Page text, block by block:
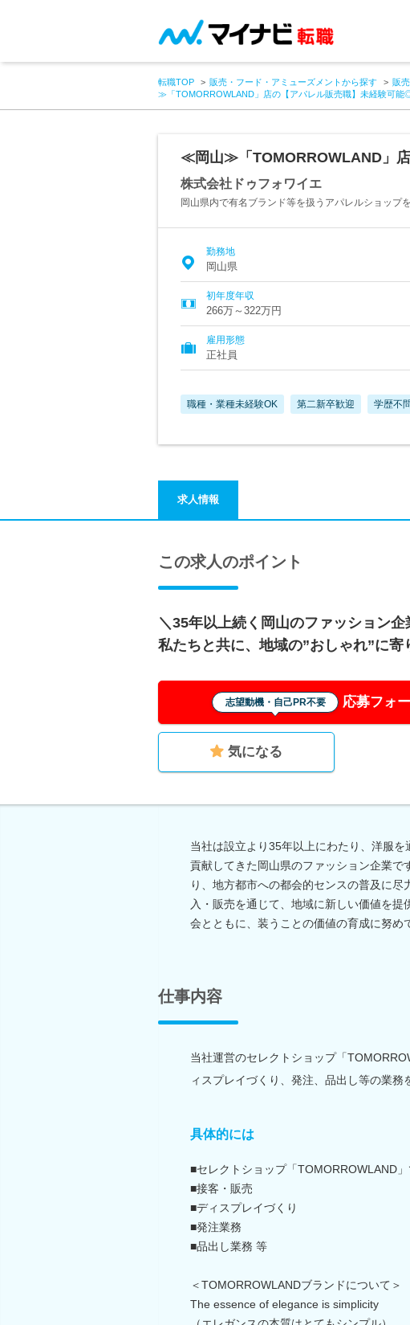
転職TOP 販売・フード・アミューズメントから探す 販
≫「TOMORROWLAND」店の【アパレル販売職】未経験可能
≪岡山≫「TOMORROWLAND」
株式会社ドゥフォワイエ
岡山県内で有名ブランド等を扱うアパレルショップ
勤務地
岡山県
初年度年収
266万～322万円
雇用形態
正社員
職種・業種未経験OK 第二新卒歓迎 学歴不
求人情報
この求人のポイント
＼35年以上続く岡山のファッション企
私たちと共に、地域の”おしゃれ”に寄
志望動機・自己PR不要 応募フォ
気になる
当社は設立より35年以上にわたり、洋服
貢献してきた岡山県のファッション企業
り、地方都市への都会的センスの普及に
入・販売を通じて、地域に新しい価値を
会とともに、装うことの価値の育成に努め
仕事内容
当社運営のセレクトショップ「
ィスプレイづくり、発注、品出し等の業務
具体的には
■セレクトショップ「TOMORROWLAND
■接客・販売
■ディスプレイづくり
■発注業務
■品出し業務 等
＜TOMORROWLANDブランドについて＞
The essence of elegance is simplicity